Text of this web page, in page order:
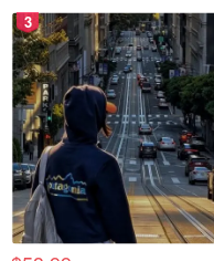
如果你想让厨房大变样
来更新厨房空间。
一套厨房电器的安
箱、微波炉、灶台
预制厨房岛的安装
3